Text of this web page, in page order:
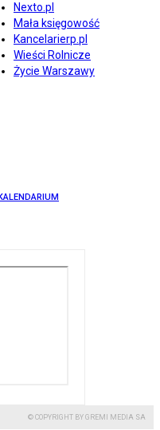
Nexto.pl
Mała księgowość
Kancelarierp.pl
Wieści Rolnicze
Życie Warszawy
KALENDARIUM
© COPYRIGHT BY GREMI MEDIA SA